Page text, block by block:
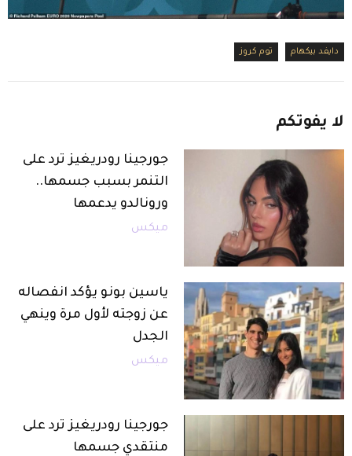
دايفد بيكهام توم كروز
لا يفوتكم
جورجينا رودريغيز ترد على
التنمر بسبب جسمها..
ورونالدو يدعمها
ميكس
ياسين بونو يؤكد انفصاله
عن زوجته لأول مرة وينهي
الجدل
ميكس
جورجينا رودريغيز ترد على
منتقدي جسمها